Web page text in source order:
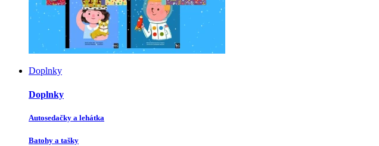
Doplnky
Doplnky
Autosedačky a lehátka
Batohy a tašky